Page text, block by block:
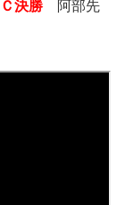
決勝 阿部先